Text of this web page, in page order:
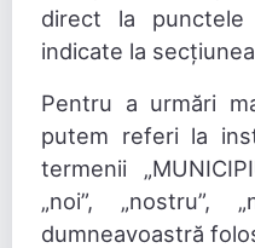
direct la
indicate la
Pentru a urmări
putem referi la
termenii
„noi”, „nostru”,
dumneavoastră